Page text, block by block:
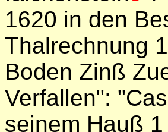
1620 in den
Thalrechnung
Boden Zinß
Verfallen":
seinem Hauß